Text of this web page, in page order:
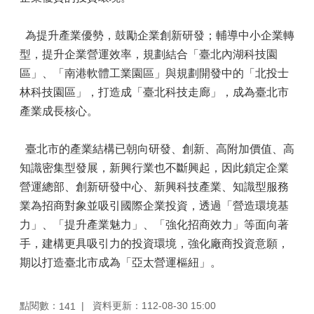
為提升產業優勢，鼓勵企業創新研發；輔導中小企業轉
型，提升企業營運效率，規劃結合「臺北內湖科技園
區」、「南港軟體工業園區」與規劃開發中的「北投士
林科技園區」，打造成「臺北科技走廊」，成為臺北市
產業成長核心。
臺北市的產業結構已朝向研發、創新、高附加價值、高
知識密集型發展，新興行業也不斷興起，因此鎖定企業
營運總部、創新研發中心、新興科技產業、知識型服務
業為招商對象並吸引國際企業投資，透過「營造環境基
力」、「提升產業魅力」、「強化招商效力」等面向著
手，建構更具吸引力的投資環境，強化廠商投資意願，
期以打造臺北市成為「亞太營運樞紐」。
點閱數： 141
資料更新：112-08-30 15:00